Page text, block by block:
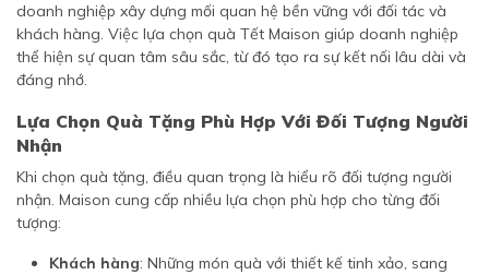
doanh nghiệp xây dựng mối quan hệ bền vững với đối tác và
khách hàng. Việc lựa chọn quà Tết Maison giúp doanh nghiệp
thể hiện sự quan tâm sâu sắc, từ đó tạo ra sự kết nối lâu dài và
đáng nhớ.
Lựa Chọn Quà Tặng Phù Hợp Với Đối Tượng Người
Nhận
Khi chọn quà tặng, điều quan trọng là hiểu rõ đối tượng người
nhận. Maison cung cấp nhiều lựa chọn phù hợp cho từng đối
tượng:
Khách hàng: Những món quà với thiết kế tinh xảo, sang